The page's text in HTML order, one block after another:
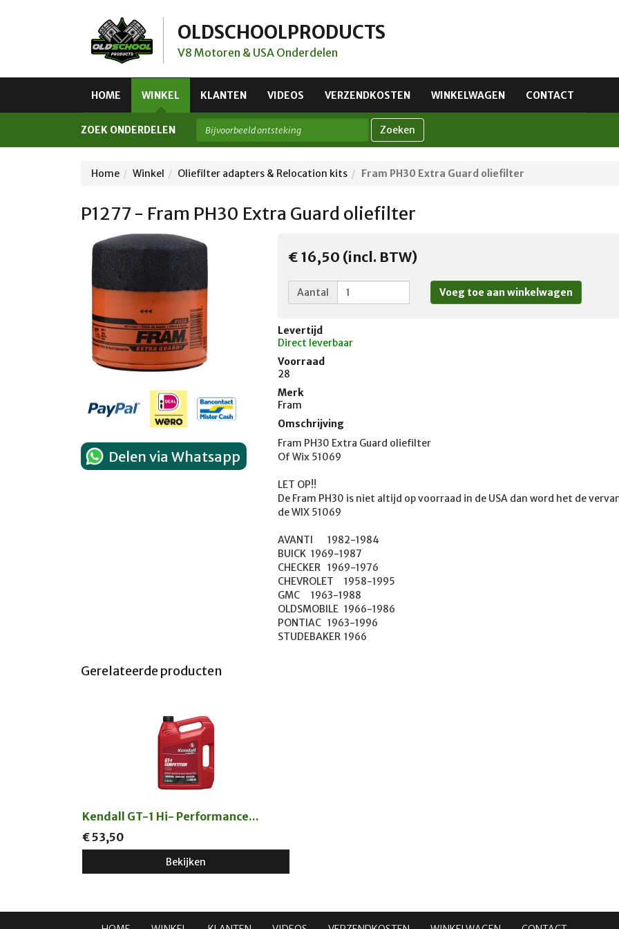
OLDSCHOOLPRODUCTS
V8 Motoren & USA Onderdelen
HOME WINKEL KLANTEN VIDEOS VERZENDKOSTEN WINKELWAGEN CONTACT
ZOEK ONDERDELEN Zoeken
Home Winkel Oliefilter adapters & Relocation kits Fram PH30 Extra Guard oliefilter
P1277 - Fram PH30 Extra Guard oliefilter
Delen via Whatsapp
€ 16,50 (incl. BTW)
Aantal
Levertijd
Direct leverbaar
Voorraad
28
Merk
Fram
Omschrijving
Fram PH30 Extra Guard oliefilter
Of Wix 51069
LET OP!!
De Fram PH30 is niet altijd op voorraad in de USA dan word het de
de WIX 51069
AVANTI	1982-1984
BUICK	1969-1987
CHECKER	1969-1976
CHEVROLET	1958-1995
GMC	1963-1988
OLDSMOBILE	1966-1986
PONTIAC	1963-1996
STUDEBAKER	1966
Gerelateerde producten
Kendall GT-1 Hi- Performance...
€ 53,50
Bekijken